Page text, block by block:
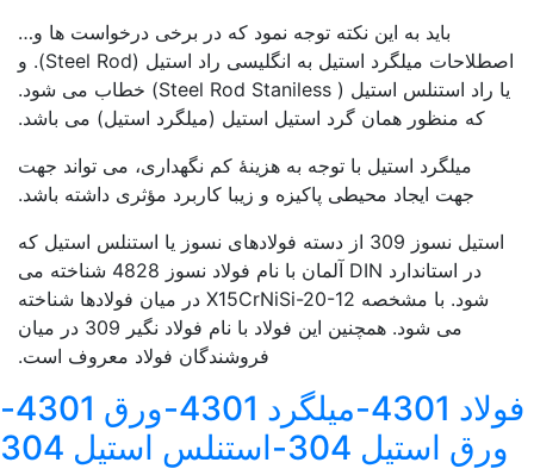
باید به این نکته توجه نمود که در برخی درخواست ها و…
اصطلاحات میلگرد استیل به انگلیسی راد استیل (Steel Rod). و
یا راد استنلس استیل ( Steel Rod Staniless) خطاب می شود.
که منظور همان گرد استیل استیل (میلگرد استیل) می باشد.
میلگرد استیل با توجه به هزینۀ کم نگهداری، می تواند جهت
جهت ایجاد محیطی پاکیزه و زیبا کاربرد مؤثری داشته باشد.
استیل نسوز 309 از دسته فولادهای نسوز یا استنلس استیل که
در استاندارد DIN آلمان با نام فولاد نسوز 4828 شناخته می
شود. با مشخصه X15CrNiSi-20-12 در میان فولادها شناخته
می شود. همچنین این فولاد با نام فولاد نگیر 309 در میان
فروشندگان فولاد معروف است.
فولاد 4301-میلگرد 4301-ورق 4301-
ورق استیل 304-استنلس استیل 304